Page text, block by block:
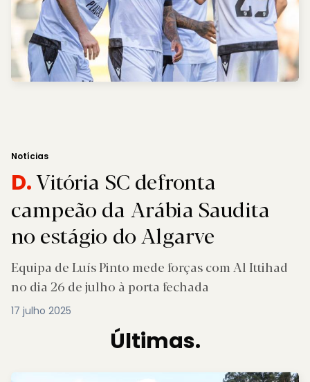
Notícias
D.Vitória SC defronta
campeão da Arábia Saudita
no estágio do Algarve
Equipa de Luís Pinto mede forças com Al Ittihad
no dia 26 de julho à porta fechada
17 julho 2025
Últimas.